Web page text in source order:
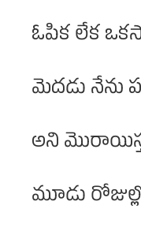
ఓపిక లేక
మెదడు
అని
మూడు